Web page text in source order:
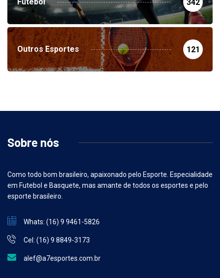
Futebol 342
Outros Esportes 121
Sobre nós
Como todo bom brasileiro, apaixonado pelo Esporte. Especialidade
em Futebol e Basquete, mas amante de todos os esportes e pelo
esporte brasileiro.
Whats: (16) 9 9461-5826
Cel: (16) 9 8849-3173
alef@a7esportes.com.br